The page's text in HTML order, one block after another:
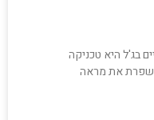
בג'ל היא טכניקה
את מראה